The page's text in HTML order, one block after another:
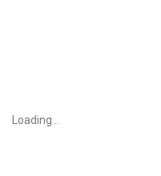
Loading...